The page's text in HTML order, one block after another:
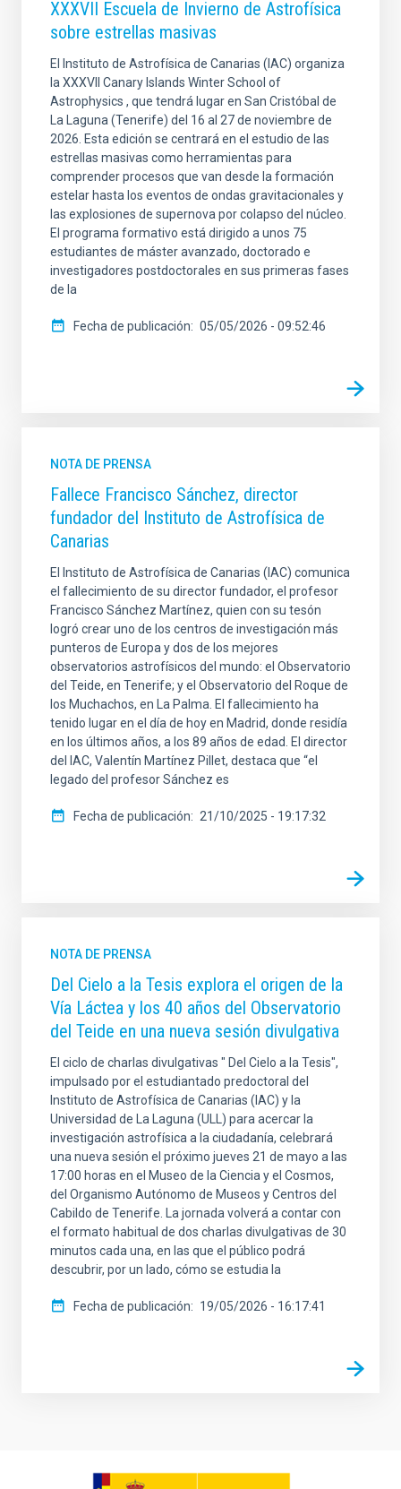
XXXVII Escuela de Invierno de Astrofísica
sobre estrellas masivas
El Instituto de Astrofísica de Canarias (IAC) organiza
la XXXVII Canary Islands Winter School of
Astrophysics , que tendrá lugar en San Cristóbal de
La Laguna (Tenerife) del 16 al 27 de noviembre de
2026. Esta edición se centrará en el estudio de las
estrellas masivas como herramientas para
comprender procesos que van desde la formación
estelar hasta los eventos de ondas gravitacionales y
las explosiones de supernova por colapso del núcleo.
El programa formativo está dirigido a unos 75
estudiantes de máster avanzado, doctorado e
investigadores postdoctorales en sus primeras fases
de la
Fecha de publicación 05/05/2026 - 09:52:46
NOTA DE PRENSA
Fallece Francisco Sánchez, director
fundador del Instituto de Astrofísica de
Canarias
El Instituto de Astrofísica de Canarias (IAC) comunica
el fallecimiento de su director fundador, el profesor
Francisco Sánchez Martínez, quien con su tesón
logró crear uno de los centros de investigación más
punteros de Europa y dos de los mejores
observatorios astrofísicos del mundo: el Observatorio
del Teide, en Tenerife; y el Observatorio del Roque de
los Muchachos, en La Palma. El fallecimiento ha
tenido lugar en el día de hoy en Madrid, donde residía
en los últimos años, a los 89 años de edad. El director
del IAC, Valentín Martínez Pillet, destaca que “el
legado del profesor Sánchez es
Fecha de publicación 21/10/2025 - 19:17:32
NOTA DE PRENSA
Del Cielo a la Tesis explora el origen de la
Vía Láctea y los 40 años del Observatorio
del Teide en una nueva sesión divulgativa
El ciclo de charlas divulgativas " Del Cielo a la Tesis",
impulsado por el estudiantado predoctoral del
Instituto de Astrofísica de Canarias (IAC) y la
Universidad de La Laguna (ULL) para acercar la
investigación astrofísica a la ciudadanía, celebrará
una nueva sesión el próximo jueves 21 de mayo a las
17:00 horas en el Museo de la Ciencia y el Cosmos,
del Organismo Autónomo de Museos y Centros del
Cabildo de Tenerife. La jornada volverá a contar con
el formato habitual de dos charlas divulgativas de 30
minutos cada una, en las que el público podrá
descubrir, por un lado, cómo se estudia la
Fecha de publicación 19/05/2026 - 16:17:41